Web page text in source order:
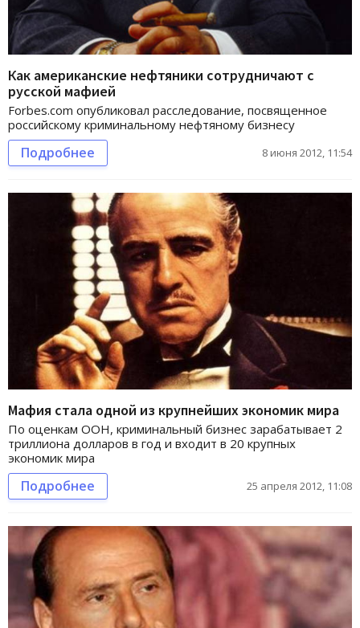
Как американские нефтяники сотрудничают с
русской мафией
Forbes.com опубликовал расследование, посвященное
российскому криминальному нефтяному бизнесу
Подробнее 8 июня 2012, 11:54
Мафия стала одной из крупнейших экономик мира
По оценкам ООН, криминальный бизнес зарабатывает 2
триллиона долларов в год и входит в 20 крупных
экономик мира
Подробнее 25 апреля 2012, 11:08